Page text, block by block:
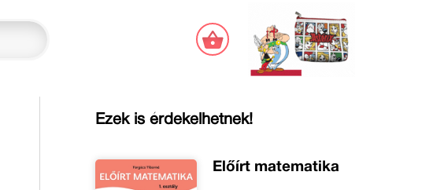
Ezek is érdekelhetnek!
Előírt matematika